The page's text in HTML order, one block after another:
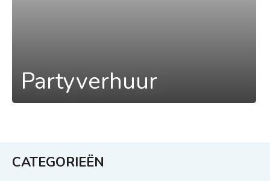
Partyverhuur
CATEGORIEËN